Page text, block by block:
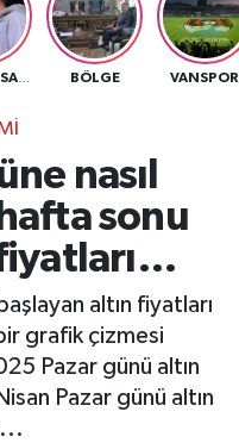
KÜLTÜR-SANAT BÖLGE VANSPOR
nasıl
sonu
altın fiyatları
grafik çizmesi
Pazar günü altın
Pazar günü altın
Fikstür